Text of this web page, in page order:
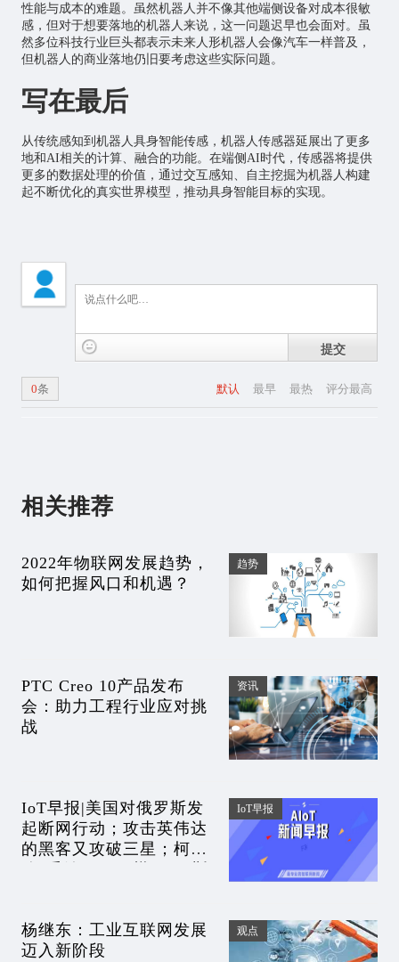
性能与成本的难题。虽然机器人并不像其他端侧设备对成本很敏
感，但对于想要落地的机器人来说，这一问题迟早也会面对。虽
然多位科技行业巨头都表示未来人形机器人会像汽车一样普及，
但机器人的商业落地仍旧要考虑这些实际问题。
写在最后
从传统感知到机器人具身智能传感，机器人传感器延展出了更多
地和AI相关的计算、融合的功能。在端侧AI时代，传感器将提供
更多的数据处理的价值，通过交互感知、自主挖掘为机器人构建
起不断优化的真实世界模型，推动具身智能目标的实现。
提交
默认 最早 最热 评分最高
0条
相关推荐
2022年物联网发展趋势，
如何把握风口和机遇？
趋势
PTC Creo 10产品发布
会：助力工程行业应对挑
战
资讯
IoT早报|美国对俄罗斯发
起断网行动；攻击英伟达
的黑客又攻破三星；柯洁
IoT早报
杨继东：工业互联网发展
迈入新阶段
观点